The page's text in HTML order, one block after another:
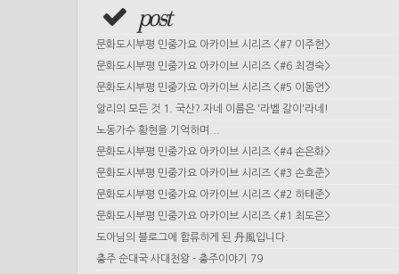
post
문화도시부평 민중가요 아카이브 시리즈 <#7 이주헌>
문화도시부평 민중가요 아카이브 시리즈 <#6 최경숙>
문화도시부평 민중가요 아카이브 시리즈 <#5 이동언>
알리의 모든 것 1. 국산? 자네 이름은 '라벨 갈이'라네!
노동가수 황현을 기억하며...
문화도시부평 민중가요 아카이브 시리즈 <#4 손은화>
문화도시부평 민중가요 아카이브 시리즈 <#3 손호준>
문화도시부평 민중가요 아카이브 시리즈 <#2 하태준>
문화도시부평 민중가요 아카이브 시리즈 <#1 최도은>
도아님의 블로그에 합류하게 된 丹風입니다.
충주 순대국 사대천왕 - 충주이야기 79